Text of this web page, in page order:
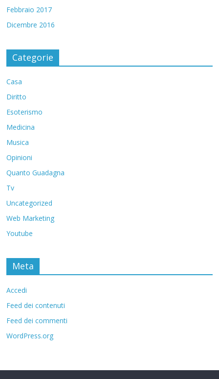
Febbraio 2017
Dicembre 2016
Categorie
Casa
Diritto
Esoterismo
Medicina
Musica
Opinioni
Quanto Guadagna
Tv
Uncategorized
Web Marketing
Youtube
Meta
Accedi
Feed dei contenuti
Feed dei commenti
WordPress.org